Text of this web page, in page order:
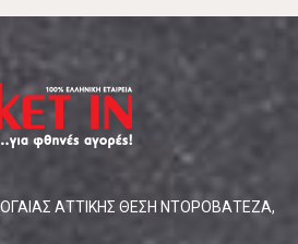
ΑΤΤΙΚΗΣ ΘΕΣΗ ΝΤΟΡΟΒΑΤΕΖΑ,